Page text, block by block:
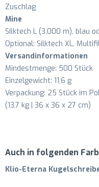
Zuschlag
Mine
Silktech L (3.000 m), blau
Optional: Silktech XL,
Versandinformationen
Mindestmenge: 500 Stück
Einzelgewicht: 11,6 g
Verpackung: 25 Stück im
(13,7 kg | 36 x 36 x 27 cm)
Auch in folgenden
Klio-Eterna